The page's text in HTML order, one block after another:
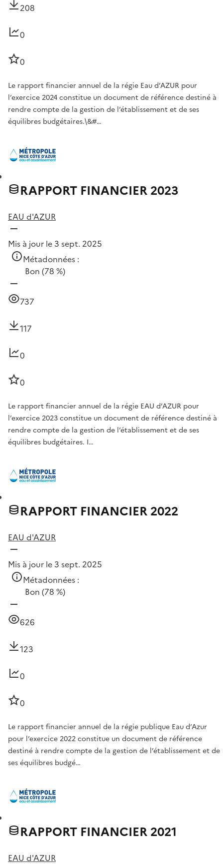
208
0
0
Le rapport financier annuel de la régie Eau d’AZUR pour
l’exercice 2024 constitue un document de référence destiné à
rendre compte de la gestion de l’établissement et de ses
équilibres budgétaires.\&#…
RAPPORT FINANCIER 2023
EAU d'AZUR
Mis à jour le 3 sept. 2025
Métadonnées :
Bon (78 %)
737
117
0
0
Le rapport financier annuel de la régie EAU d’AZUR pour
l’exercice 2023 constitue un document de référence destiné à
rendre compte de la gestion de l’établissement et de ses
équilibres budgétaires. I…
RAPPORT FINANCIER 2022
EAU d'AZUR
Mis à jour le 3 sept. 2025
Métadonnées :
Bon (78 %)
626
123
0
0
Le rapport financier annuel de la régie publique Eau d’Azur
pour l’exercice 2022 constitue un document de référence
destiné à rendre compte de la gestion de l’établissement et de
ses équilibres budgé…
RAPPORT FINANCIER 2021
EAU d'AZUR